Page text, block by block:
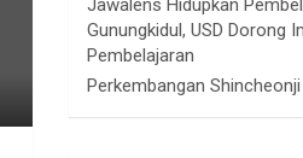
Jawalens Hidupkan
Gunungkidul, USD Dorong
Pembelajaran
Perkembangan